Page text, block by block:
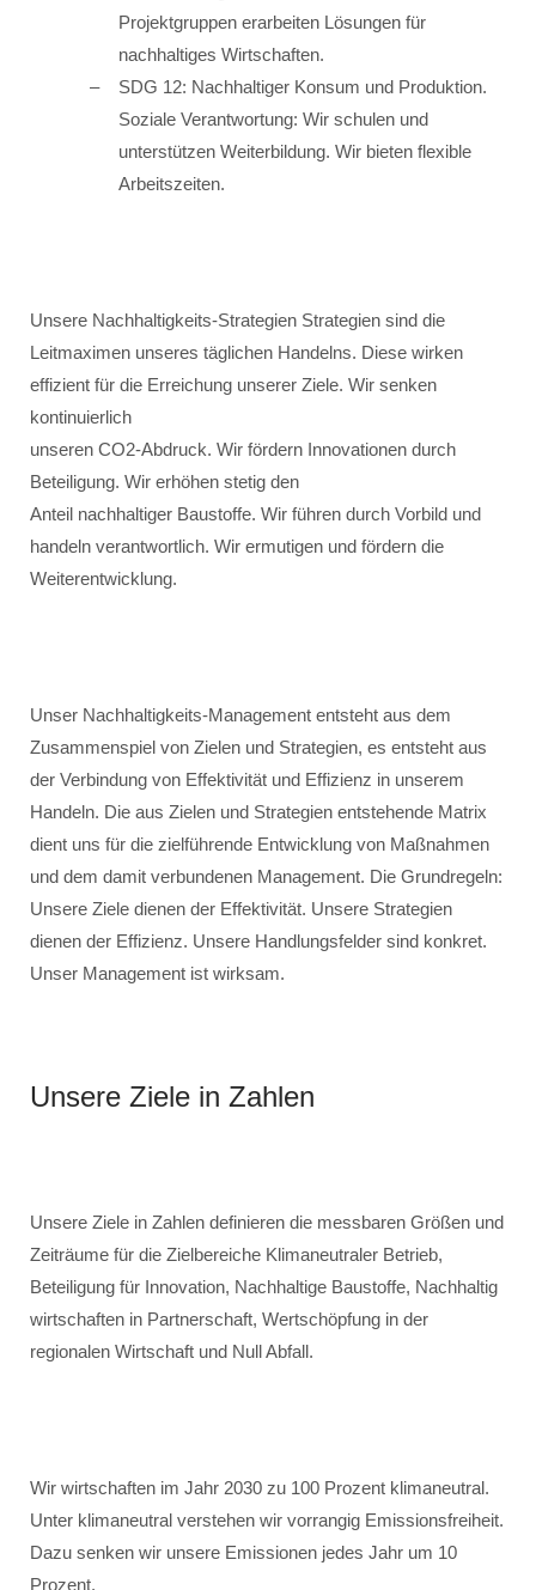
Projektgruppen erarbeiten Lösungen für
nachhaltiges Wirtschaften.
SDG 12: Nachhaltiger Konsum und Produktion.
Soziale Verantwortung: Wir schulen und
unterstützen Weiterbildung. Wir bieten flexible
Arbeitszeiten.
Unsere Nachhaltigkeits-Strategien Strategien sind die
Leitmaximen unseres täglichen Handelns. Diese wirken
effizient für die Erreichung unserer Ziele. Wir senken
kontinuierlich
unseren CO2-Abdruck. Wir fördern Innovationen durch
Beteiligung. Wir erhöhen stetig den
Anteil nachhaltiger Baustoffe. Wir führen durch Vorbild und
handeln verantwortlich. Wir ermutigen und fördern die
Weiterentwicklung.
Unser Nachhaltigkeits-Management entsteht aus dem
Zusammenspiel von Zielen und Strategien, es entsteht aus
der Verbindung von Effektivität und Effizienz in unserem
Handeln. Die aus Zielen und Strategien entstehende Matrix
dient uns für die zielführende Entwicklung von Maßnahmen
und dem damit verbundenen Management. Die Grundregeln:
Unsere Ziele dienen der Effektivität. Unsere Strategien
dienen der Effizienz. Unsere Handlungsfelder sind konkret.
Unser Management ist wirksam.
Unsere Ziele in Zahlen
Unsere Ziele in Zahlen definieren die messbaren Größen und
Zeiträume für die Zielbereiche Klimaneutraler Betrieb,
Beteiligung für Innovation, Nachhaltige Baustoffe, Nachhaltig
wirtschaften in Partnerschaft, Wertschöpfung in der
regionalen Wirtschaft und Null Abfall.
Wir wirtschaften im Jahr 2030 zu 100 Prozent klimaneutral.
Unter klimaneutral verstehen wir vorrangig Emissionsfreiheit.
Dazu senken wir unsere Emissionen jedes Jahr um 10
Prozent.